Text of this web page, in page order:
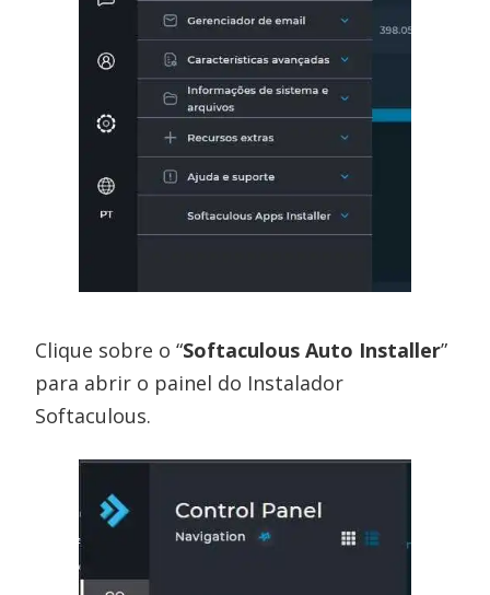
Clique sobre o “Softaculous Auto Installer”
para abrir o painel do Instalador
Softaculous.